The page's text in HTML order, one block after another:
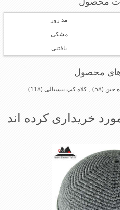
مد روز
مشکی
بافتنی
محصول
جین (58)
, کلاه کپ بیسبالی (118)
خریداری کرده اند